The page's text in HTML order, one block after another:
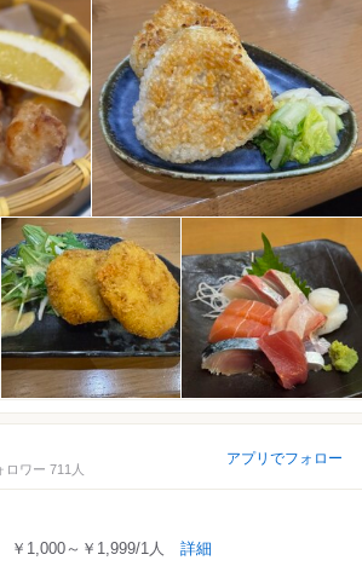
ロワー 711人
アプリでフォロー
￥1,000～￥1,999/1人 詳細